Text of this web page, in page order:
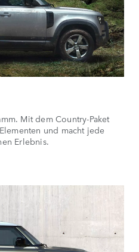
Mit dem Country-Paket
und macht jede
Erlebnis.